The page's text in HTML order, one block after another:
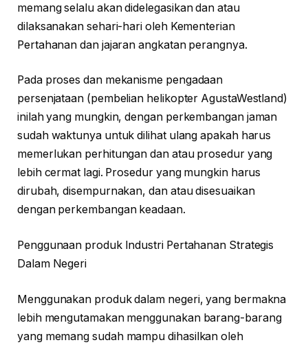
memang selalu akan didelegasikan dan atau
dilaksanakan sehari-hari oleh Kementerian
Pertahanan dan jajaran angkatan perangnya.
Pada proses dan mekanisme pengadaan
persenjataan (pembelian helikopter AgustaWestland)
inilah yang mungkin, dengan perkembangan jaman
sudah waktunya untuk dilihat ulang apakah harus
memerlukan perhitungan dan atau prosedur yang
lebih cermat lagi. Prosedur yang mungkin harus
dirubah, disempurnakan, dan atau disesuaikan
dengan perkembangan keadaan.
Penggunaan produk Industri Pertahanan Strategis
Dalam Negeri
Menggunakan produk dalam negeri, yang bermakna
lebih mengutamakan menggunakan barang-barang
yang memang sudah mampu dihasilkan oleh